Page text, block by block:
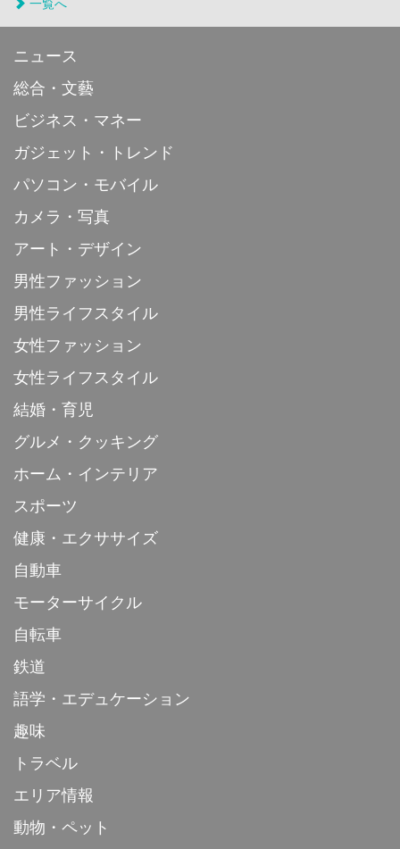
一覧へ
ニュース
総合・文藝
ビジネス・マネー
ガジェット・トレンド
パソコン・モバイル
カメラ・写真
アート・デザイン
男性ファッション
男性ライフスタイル
女性ファッション
女性ライフスタイル
結婚・育児
グルメ・クッキング
ホーム・インテリア
スポーツ
健康・エクササイズ
自動車
モーターサイクル
自転車
鉄道
語学・エデュケーション
趣味
トラベル
エリア情報
動物・ペット